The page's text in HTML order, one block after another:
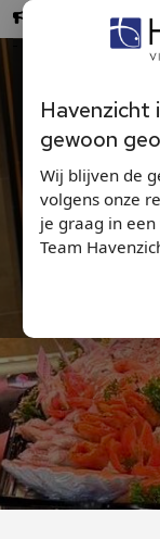
Havenzicht
gewoon
Wij blijven de
volgens onze
je graag in
Team
Hollandse Nieuwe